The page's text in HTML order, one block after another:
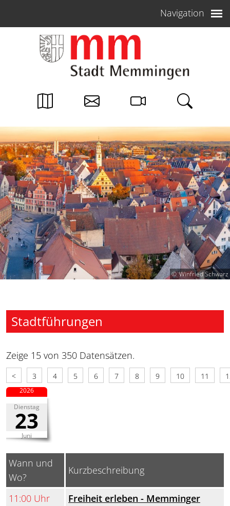
Navigation
Winfried Schwarz
Stadtführungen
Zeige 15 von 350 Datensätzen.
< 3 4 5 6 7 8 9 10 11
Dienstag
23
Juni
2026
Wann und
Wo?
Kurzbeschreibung
11:00 Uhr
Freiheit erleben - Memminger